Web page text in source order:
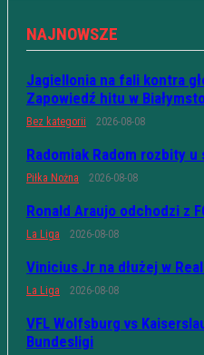
NAJNOWSZE
Jagiellonia na fali kontra
Zapowiedź hitu w
Bez kategorii 2026-08-08
Radomiak Radom rozbity
Piłka Nożna 2026-08-08
Ronald Araujo odchodzi z
La Liga 2026-08-08
Vinicius Jr na dłużej w
La Liga 2026-08-08
VFL Wolfsburg vs
Bundesligi